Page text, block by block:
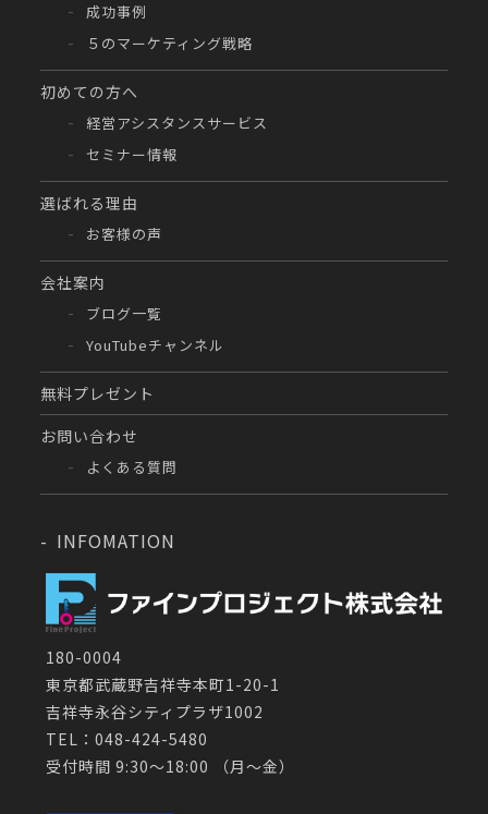
成功事例
５のマーケティング戦略
初めての方へ
経営アシスタンスサービス
セミナー情報
選ばれる理由
お客様の声
会社案内
ブログ一覧
YouTubeチャンネル
無料プレゼント
お問い合わせ
よくある質問
INFOMATION
180-0004
東京都武蔵野吉祥寺本町1-20-1
吉祥寺永谷シティプラザ1002
TEL：048-424-5480
受付時間 9:30～18:00 （月〜金）